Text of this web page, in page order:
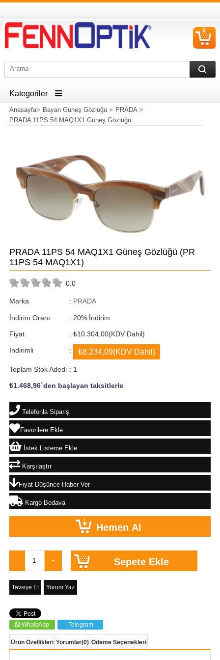
0
Kategoriler
Anasayfa> Bayan Güneş Gözlüğü> PRADA>
PRADA 11PS 54 MAQ1X1 Güneş Gözlüğü
PRADA 11PS 54 MAQ1X1 Güneş Gözlüğü (PR
11PS 54 MAQ1X1)
0.0
Marka : PRADA
İndirim Oranı : %
20 İndirim
Fiyat : ₺10.304,00(KDV Dahil)
İndirimli : ₺8.234,09(KDV Dahil)
Toplam Stok Adedi : 1
₺1.468,96`den başlayan taksitlerle
Telefonla Sipariş
Favorilere Ekle
İstek Listeme Ekle
Karşılaştır
Fiyat Düşünce Haber Ver
Kargo Bedava
Tavsiye Et Yorum Yaz
WhatsApp Telegram
Ürün Özellikleri Yorumlar(0) Ödeme Seçenekleri